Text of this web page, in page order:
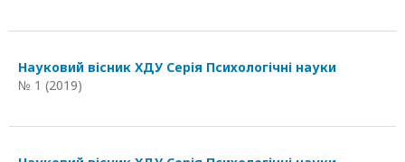
Науковий вісник ХДУ Серія Психологічні науки
№ 1 (2019)